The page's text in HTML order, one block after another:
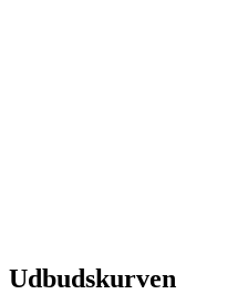
Udbudskurven